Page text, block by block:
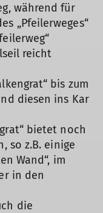
während für
„Pfeilerweges“
reicht
bis zum
diesen ins Kar
bietet noch
so z.B. einige
Wand“, im
in den
die